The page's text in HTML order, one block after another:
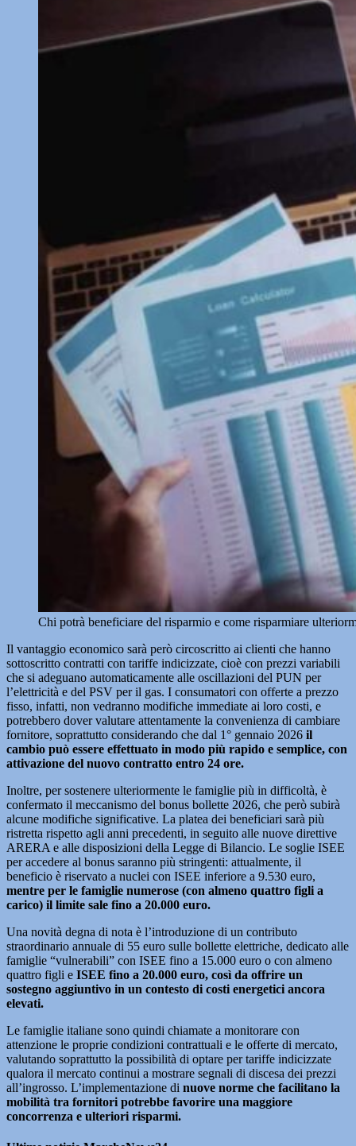
Chi potrà beneficiare del risparmio e come risparmiare
Il vantaggio economico sarà però circoscritto ai clienti che hanno
sottoscritto contratti con tariffe indicizzate, cioè con prezzi variabili
che si adeguano automaticamente alle oscillazioni del PUN per
l’elettricità e del PSV per il gas. I consumatori con offerte a prezzo
fisso, infatti, non vedranno modifiche immediate ai loro costi, e
potrebbero dover valutare attentamente la convenienza di cambiare
fornitore, soprattutto considerando che dal 1° gennaio 2026 il
cambio può essere effettuato in modo più rapido e semplice, con
attivazione del nuovo contratto entro 24 ore.
Inoltre, per sostenere ulteriormente le famiglie più in difficoltà, è
confermato il meccanismo del bonus bollette 2026, che però subirà
alcune modifiche significative. La platea dei beneficiari sarà più
ristretta rispetto agli anni precedenti, in seguito alle nuove direttive
ARERA e alle disposizioni della Legge di Bilancio. Le soglie ISEE
per accedere al bonus saranno più stringenti: attualmente, il
beneficio è riservato a nuclei con ISEE inferiore a 9.530 euro,
mentre per le famiglie numerose (con almeno quattro figli a
carico) il limite sale fino a 20.000 euro.
Una novità degna di nota è l’introduzione di un contributo
straordinario annuale di 55 euro sulle bollette elettriche, dedicato alle
famiglie “vulnerabili” con ISEE fino a 15.000 euro o con almeno
quattro figli e ISEE fino a 20.000 euro, così da offrire un
sostegno aggiuntivo in un contesto di costi energetici ancora
elevati.
Le famiglie italiane sono quindi chiamate a monitorare con
attenzione le proprie condizioni contrattuali e le offerte di mercato,
valutando soprattutto la possibilità di optare per tariffe indicizzate
qualora il mercato continui a mostrare segnali di discesa dei prezzi
all’ingrosso. L’implementazione di nuove norme che facilitano la
mobilità tra fornitori potrebbe favorire una maggiore
concorrenza e ulteriori risparmi.